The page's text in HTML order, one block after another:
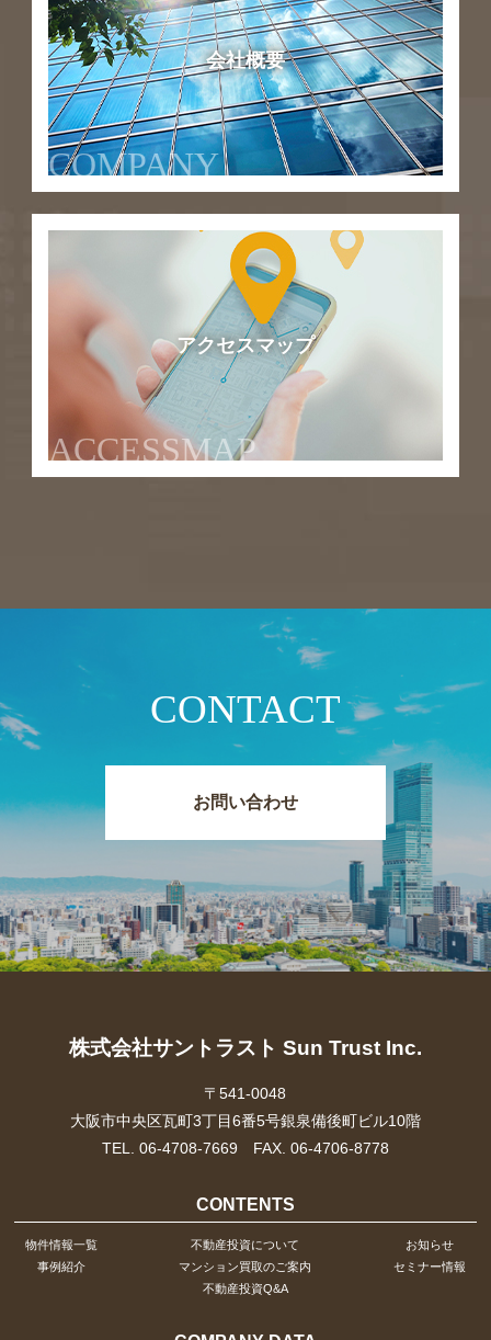
会社概要
COMPANY
アクセスマップ
ACCESSMAP
CONTACT
お問い合わせ
株式会社サントラスト Sun Trust Inc.
〒541-0048
大阪市中央区瓦町3丁目6番5号銀泉備後町ビル10階
TEL. 06-4708-7669 FAX. 06-4706-8778
CONTENTS
物件情報一覧
事例紹介
不動産投資について
マンション買取のご案内
不動産投資Q&A
お知らせ
セミナー情報